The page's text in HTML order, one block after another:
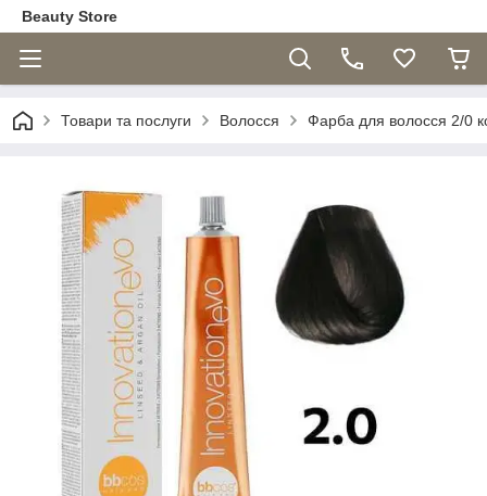
Beauty Store
Товари та послуги Волосся Фарба для волосся 2/0